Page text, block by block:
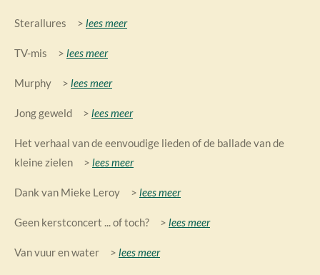
Sterallures > lees meer
TV-mis > lees meer
Murphy > lees meer
Jong geweld > lees meer
Het verhaal van de eenvoudige lieden of de ballade van de
kleine zielen > lees meer
Dank van Mieke Leroy > lees meer
Geen kerstconcert ... of toch? > lees meer
Van vuur en water > lees meer